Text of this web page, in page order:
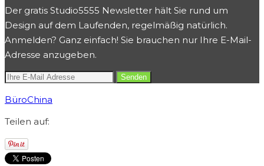
Der gratis Studio5555 Newsletter hält Sie rund um
Design auf dem Laufenden, regelmäßig natürlich.
Anmelden? Ganz einfach! Sie brauchen nur Ihre E-Mail-
Adresse anzugeben.
BüroChina
Teilen auf: